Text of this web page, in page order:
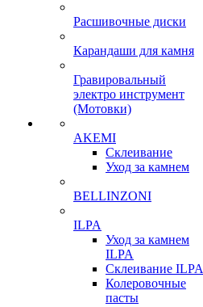
Расшивочные диски
Карандаши для камня
Гравировальный
электро инструмент
(Мотовки)
AKEMI
Склеивание
Уход за камнем
BELLINZONI
ILPA
Уход за камнем
ILPA
Склеивание ILPA
Колеровочные
пасты